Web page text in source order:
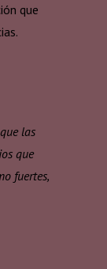
que
las
que
fuertes,